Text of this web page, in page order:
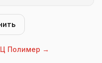
Полимер →